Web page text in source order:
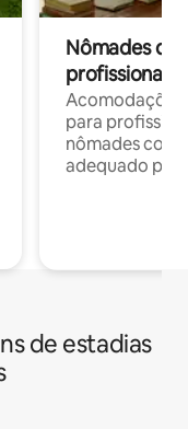
Nômades
profissionais
para
nômades com
adequado
de estadias